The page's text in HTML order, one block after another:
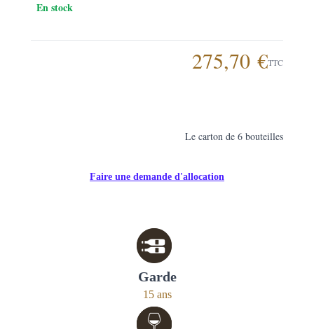
En stock
275,70 €TTC
Le carton de 6 bouteilles
Faire une demande d'allocation
Garde
15 ans